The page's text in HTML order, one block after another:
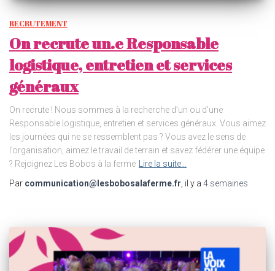
RECRUTEMENT
On recrute un.e Responsable
logistique, entretien et services
généraux
On recrute ! Nous sommes à la recherche d’un ou d’une
Responsable logistique, entretien et services généraux. Vous aimez
les journées qui ne se ressemblent pas ? Vous avez le sens de
l’organisation, aimez le travail de terrain et savez fédérer une équipe
? Rejoignez Les Bobos à la ferme
Lire la suite…
Par communication@lesbobosalaferme.fr , il y a 4 semaines